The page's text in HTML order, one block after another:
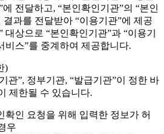
전달하고, “본인확인기관”의 “본인
결과를 전달받아 “이용기관”에 제공
대상으로 “본인확인기관”과 “이용기
비스”를 중계하여 제공합니다.
)
관”, 정부기관, “발급기관”이 정한 바
제한될 수 있습니다.
인 요청을 위해 입력한 정보가 허
우